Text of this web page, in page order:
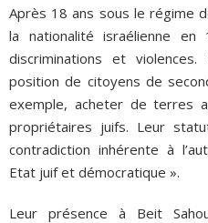
Après 18 ans sous le régime
la nationalité israélienne en
discriminations et
position de citoyens de
exemple, acheter de terres
propriétaires juifs. Leur
contradiction inhérente à
Etat juif et démocratique ».
Leur présence à Beit